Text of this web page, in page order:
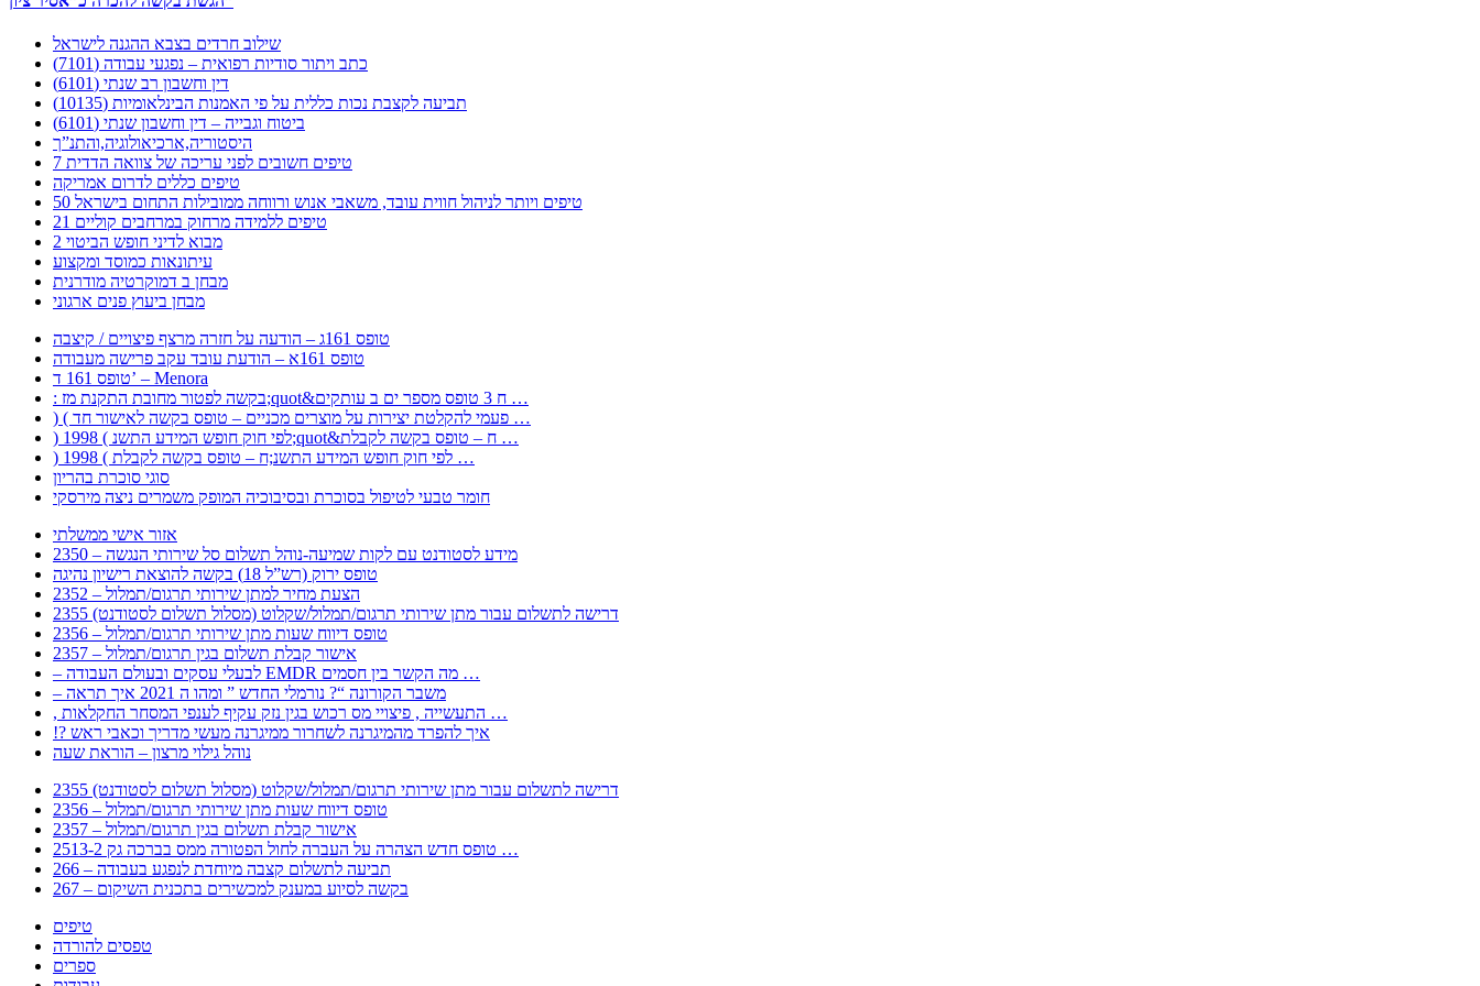
שילוב חרדים בצבא ההגנה לישראל
כתב ויתור סודיות רפואית – נפגעי עבודה (7101)
דין וחשבון רב שנתי (6101)
תביעה לקצבת נכות כללית על פי האמנות הבינלאומיות (10135)
ביטוח וגבייה – דין וחשבון שנתי (6101)
היסטוריה,ארכיאולוגיה,והתנ”ך
7 טיפים חשובים לפני עריכה של צוואה הדדית
טיפים כללים לדרום אמריקה
50 טיפים ויותר לניהול חווית עובד, משאבי אנוש ורווחה ממובילות התחום בישראל
21 טיפים ללמידה מרחוק במרחבים קוליים
מבוא לדיני חופש הביטוי 2
עיתונאות כמוסד ומקצוע
מבחן ב דמוקרטיה מודרנית
מבחן ביעוץ פנים ארגוני
טופס 161ג – הודעה על חזרה מרצף פיצויים / קיצבה
טופס 161א – הודעת עובד עקב פרישה מעבודה
טופס 161 ד’ – Menora
: בקשה לפטור מחובת התקנת מז;quot&ח 3 טופס מספר ים ב עותקים …
) ( פעמי להקלטת יצירות על מוצרים מכניים – טופס בקשה לאישור חד …
) 1998 ( לפי חוק חופש המידע התשנ;quot&ח – טופס בקשה לקבלת …
) 1998 ( לפי חוק חופש המידע התשנ;ח – טופס בקשה לקבלת …
סוגי סוכרת בהריון
חומר טבעי לטיפול בסוכרת ובסיבוכיה המופק משמרים ניצה מירסקי
אזור אישי ממשלתי
2350 – מידע לסטודנט עם לקות שמיעה-נוהל תשלום סל שירותי הנגשה
טופס ירוק (רש”ל 18) בקשה להוצאת רישיון נהיגה
2352 – הצעת מחיר למתן שירותי תרגום/תמלול
2355 דרישה לתשלום עבור מתן שירותי תרגום/תמלול/שקלוט (מסלול תשלום לסטודנט)
2356 – טופס דיווח שעות מתן שירותי תרגום/תמלול
2357 – אישור קבלת תשלום בגין תרגום/תמלול
– לבעלי עסקים ובעולם העבודה EMDR מה הקשר בין חסמים …
– משבר הקורונה “? נורמלי החדש ” ומהו ה 2021 איך תראה
, התעשייה , פיצויי מס רכוש בגין נזק עקיף לענפי המסחר החקלאות …
!? איך להפרד מהמיגרנה לשחרור ממיגרנה מעשי מדריך וכאבי ראש
נוהל גילוי מרצון – הוראת שעה
2355 דרישה לתשלום עבור מתן שירותי תרגום/תמלול/שקלוט (מסלול תשלום לסטודנט)
2356 – טופס דיווח שעות מתן שירותי תרגום/תמלול
2357 – אישור קבלת תשלום בגין תרגום/תמלול
2513-2 טופס חדש הצהרה על העברה לחול הפטורה ממס בברכה גק …
266 – תביעה לתשלום קצבה מיוחדת לנפגע בעבודה
267 – בקשה לסיוע במענק למכשירים בתכנית השיקום
טיפים
טפסים להורדה
ספרים